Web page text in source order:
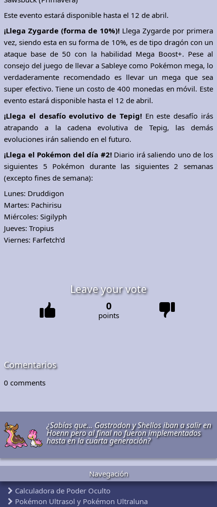
Este evento estará disponible hasta el 12 de abril.
¡Llega Zygarde (forma de 10%)! Llega Zygarde por primera
vez, siendo esta en su forma de 10%, es de tipo dragón con un
ataque base de 50 con la habilidad Mega Boost+. Pese al
consejo del juego de llevar a Sableye como Pokémon mega, lo
verdaderamente recomendado es llevar un mega que sea
super efectivo. Tiene un costo de 400 monedas en móvil. Este
evento estará disponible hasta el 12 de abril.
¡Llega el desafío evolutivo de Tepig!En este desafío irás
atrapando a la cadena evolutiva de Tepig, las demás
evoluciones irán saliendo en el futuro.
¡Llega el Pokémon del día #2!Diario irá saliendo uno de los
siguientes 5 Pokémon durante las siguientes 2 semanas
(excepto fines de semana):
Lunes: Druddigon
Martes: Pachirisu
Miércoles: Sigilyph
Jueves: Tropius
Viernes: Farfetch’d
Leave your vote
0
points
Comentarios
0 comments
¿Sabías que... Gastrodon y Shellos iban a salir en
Hoenn pero al final no fueron implementados
hasta en la cuarta generación?
Navegación
Calculadora de Poder Oculto
Pokémon Ultrasol y Pokémon Ultraluna